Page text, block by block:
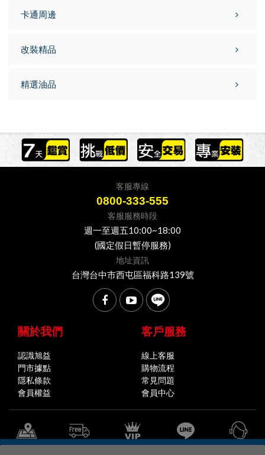
卡通周邊
改裝精品
精選油品
客服專線
0800-333-555
客服服務時段
週一至週五10:00~18:00
(國定假日暫停服務)
地址資訊
台灣台中市西屯區福科路139號
關於我們
認識旭益
門市據點
隱私條款
會員權益
客戶服務
線上客服
購物流程
常見問題
會員中心
全省門市據點 購物說明 會員中心 官方LINE 線上客服